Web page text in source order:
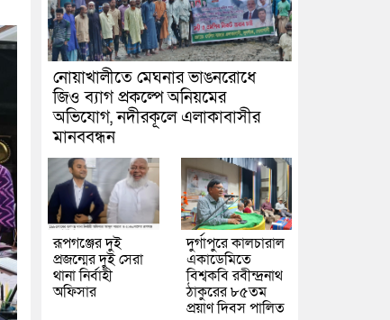
নোয়াখালীতে মেঘনার ভাঙনরোধে
জিও ব্যাগ প্রকল্পে অনিয়মের
অভিযোগ, নদীরকূলে এলাকাবাসীর
মানববন্ধন
রূপগঞ্জের দুই
প্রজন্মের দুই সেরা
থানা নির্বাহী
অফিসার
দুর্গাপুরে কালচারাল
একাডেমিতে
বিশ্বকবি রবীন্দ্রনাথ
ঠাকুরের ৮৫তম
প্রয়াণ দিবস পালিত